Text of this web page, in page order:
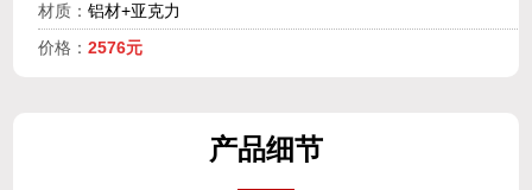
材质： 铝材+亚克力
价格： 2576元
产品细节